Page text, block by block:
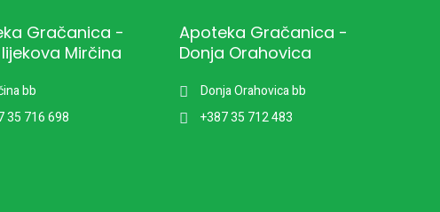
Gračanica -
Mirčina
bb
35 716 698
Apoteka Gračanica -
Donja Orahovica
Donja Orahovica bb
+387 35 712 483